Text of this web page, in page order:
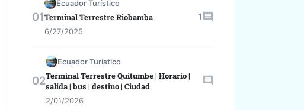
Ecuador Turístico
Terminal Terrestre Riobamba
6/27/2025
1
Ecuador Turístico
Terminal Terrestre Quitumbe | Horario |
salida | bus | destino | Ciudad
2/01/2026